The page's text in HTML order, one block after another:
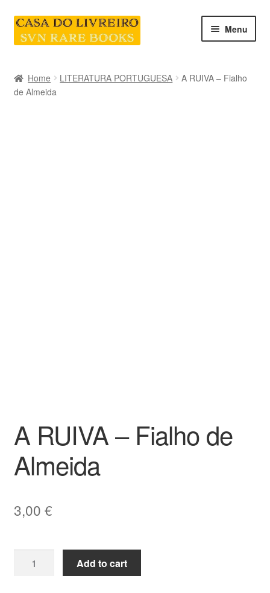
Skip
to
Skip
to
Menu
CATEGORIAS E COLEÇÕES
Home LITERATURA PORTUGUESA
A RUIVA – Fialho
de Almeida
A RUIVA – Fialho de
Almeida
3,00 €
RUIVA
Add to cart